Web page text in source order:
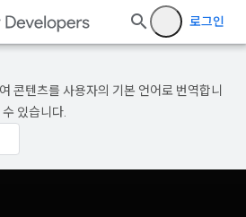
로그인
콘텐츠를 사용자의 기본 언어로 번역합니
있습니다.